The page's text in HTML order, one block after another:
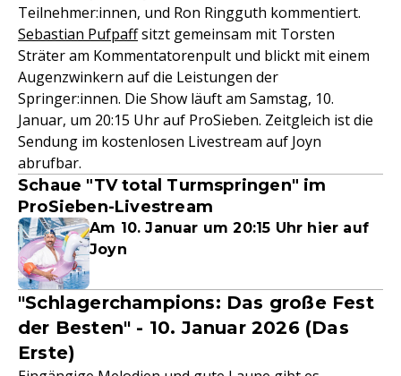
Teilnehmer:innen, und Ron Ringguth kommentiert.
Sebastian Pufpaffsitzt gemeinsam mit Torsten
Sträter am Kommentatorenpult und blickt mit einem
Augenzwinkern auf die Leistungen der
Springer:innen. Die Show läuft am Samstag, 10.
Januar, um 20:15 Uhr auf ProSieben. Zeitgleich ist die
Sendung im kostenlosen Livestream auf Joyn
abrufbar.
Schaue "TV total Turmspringen" im
ProSieben-Livestream
Am 10. Januar um 20:15 Uhr hier auf
Joyn
"Schlagerchampions: Das große Fest
der Besten" - 10. Januar 2026 (Das
Erste)